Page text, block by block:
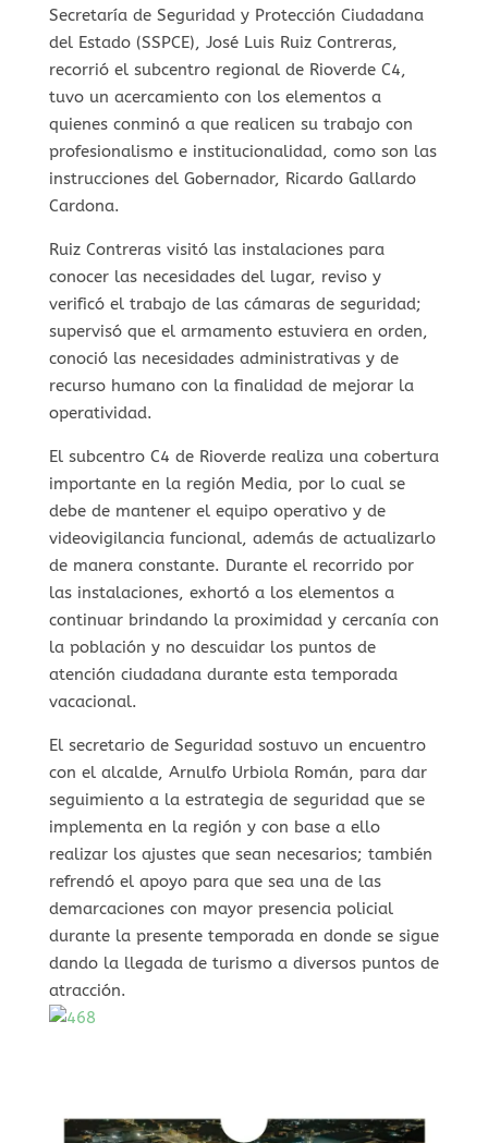
Secretaría de Seguridad y Protección Ciudadana
del Estado (SSPCE), José Luis Ruiz Contreras,
recorrió el subcentro regional de Rioverde C4,
tuvo un acercamiento con los elementos a
quienes conminó a que realicen su trabajo con
profesionalismo e institucionalidad, como son las
instrucciones del Gobernador, Ricardo Gallardo
Cardona.
Ruiz Contreras visitó las instalaciones para
conocer las necesidades del lugar, reviso y
verificó el trabajo de las cámaras de seguridad;
supervisó que el armamento estuviera en orden,
conoció las necesidades administrativas y de
recurso humano con la finalidad de mejorar la
operatividad.
El subcentro C4 de Rioverde realiza una cobertura
importante en la región Media, por lo cual se
debe de mantener el equipo operativo y de
videovigilancia funcional, además de actualizarlo
de manera constante. Durante el recorrido por
las instalaciones, exhortó a los elementos a
continuar brindando la proximidad y cercanía con
la población y no descuidar los puntos de
atención ciudadana durante esta temporada
vacacional.
El secretario de Seguridad sostuvo un encuentro
con el alcalde, Arnulfo Urbiola Román, para dar
seguimiento a la estrategia de seguridad que se
implementa en la región y con base a ello
realizar los ajustes que sean necesarios; también
refrendó el apoyo para que sea una de las
demarcaciones con mayor presencia policial
durante la presente temporada en donde se sigue
dando la llegada de turismo a diversos puntos de
atracción.